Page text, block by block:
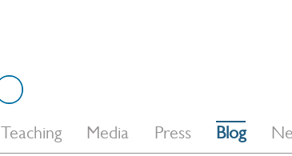
Teaching Media Press Blog